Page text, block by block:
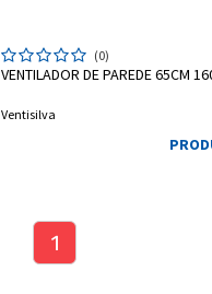
(0)
VENTILADOR DE PAREDE 65CM
Ventisilva
1